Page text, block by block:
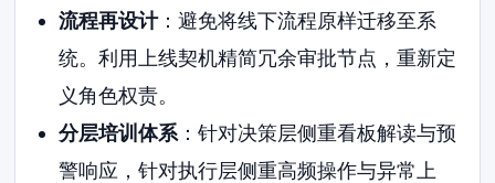
流程再设计：避免将线下流程原样迁移至系
统。利用上线契机精简冗余审批节点，重新定
义角色权责。
分层培训体系：针对决策层侧重看板解读与预
警响应，针对执行层侧重高频操作与异常上